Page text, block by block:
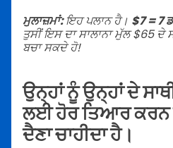
ਮੁਲਾਜ਼ਮਾਂ:ਇਹ ਪਲਾਨ ਹੈ। $7 = 7
ਤੁਸੀਂ ਇਸ ਦਾ ਸਾਲਾਨਾ ਮੁੱਲ $65 ਦੇ
ਬਚਾ ਸਕਦੇ ਹੋ!
ਉਨ੍ਹਾਂ ਨੂੰ ਉਨ੍ਹਾਂ ਦੇ
ਲਈ ਹੋਰ ਤਿਆਰ ਕਰਨ
ਦੈਣਾ ਚਾਹੀਦਾ ਹੈ।